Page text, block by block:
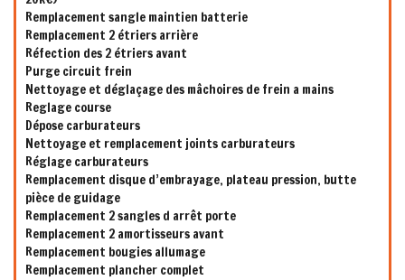
Remplacement sangle maintien batterie
Remplacement 2 étriers arrière
Réfection des 2 étriers avant
Purge circuit frein
Nettoyage et déglaçage des mâchoires de frein a mains
Reglage course
Dépose carburateurs
Nettoyage et remplacement joints carburateurs
Réglage carburateurs
Remplacement disque d’embrayage, plateau pression, butte
pièce de guidage
Remplacement 2 sangles d arrêt porte
Remplacement 2 amortisseurs avant
Remplacement bougies allumage
Remplacement plancher complet